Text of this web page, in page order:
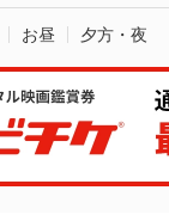
お昼 夕方・夜